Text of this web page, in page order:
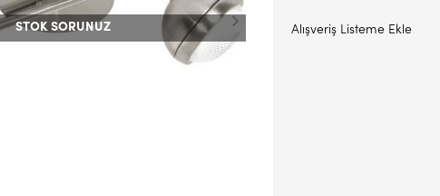
STOK SORUNUZ Alışveriş Listeme Ekle